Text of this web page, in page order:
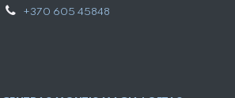
+370 605 45848